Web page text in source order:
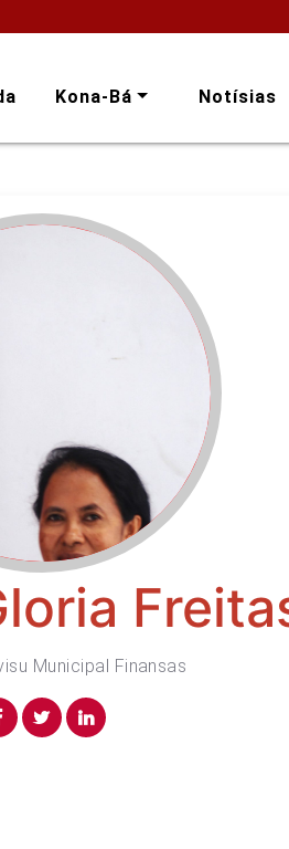
Kona-Bá Notísias
Municipal Finansas